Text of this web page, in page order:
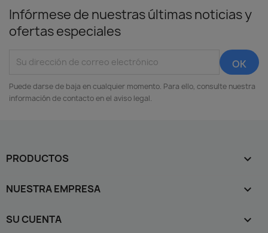
Infórmese de nuestras últimas noticias y
ofertas especiales
Puede darse de baja en cualquier momento. Para ello, consulte nuestra
información de contacto en el aviso legal.
PRODUCTOS 
NUESTRA EMPRESA 
SU CUENTA 